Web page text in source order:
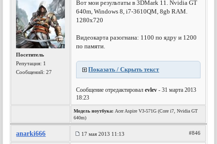
Посетитель
Репутация: 1
Сообщений: 27
Вот мои результаты в 3DMark 11. Nvidia GT
640m, Windows 8, i7-3610QM, 8gb RAM.
1280x720
Видеокарта разогнана: 1100 по ядру и 1200
по памяти.
Показать / Скрыть текст
Сообщение отредактировалevlev - 31 марта 2013
18:23
Модель ноутбука: Acer Aspire V3-571G (Core i7, Nvidia GT
640m)
anarki666 17 мая 2013 11:13 #846